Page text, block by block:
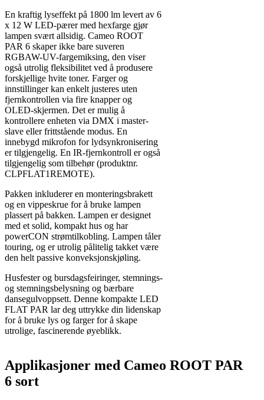
En kraftig lyseffekt på 1800 lm levert av 6
x 12 W LED-pærer med hexfarge gjør
lampen svært allsidig. Cameo ROOT
PAR 6 skaper ikke bare suveren
RGBAW-UV-fargemiksing, den viser
også utrolig fleksibilitet ved å produsere
forskjellige hvite toner. Farger og
innstillinger kan enkelt justeres uten
fjernkontrollen via fire knapper og
OLED-skjermen. Det er mulig å
kontrollere enheten via DMX i master-
slave eller frittstående modus. En
innebygd mikrofon for lydsynkronisering
er tilgjengelig. En IR-fjernkontroll er også
tilgjengelig som tilbehør (produktnr.
CLPFLAT1REMOTE).
Pakken inkluderer en monteringsbrakett
og en vippeskrue for å bruke lampen
plassert på bakken. Lampen er designet
med et solid, kompakt hus og har
powerCON strømtilkobling. Lampen tåler
touring, og er utrolig pålitelig takket være
den helt passive konveksjonskjøling.
Husfester og bursdagsfeiringer, stemnings-
og stemningsbelysning og bærbare
dansegulvoppsett. Denne kompakte LED
FLAT PAR lar deg uttrykke din lidenskap
for å bruke lys og farger for å skape
utrolige, fascinerende øyeblikk.
Applikasjoner med Cameo ROOT PAR
6 sort